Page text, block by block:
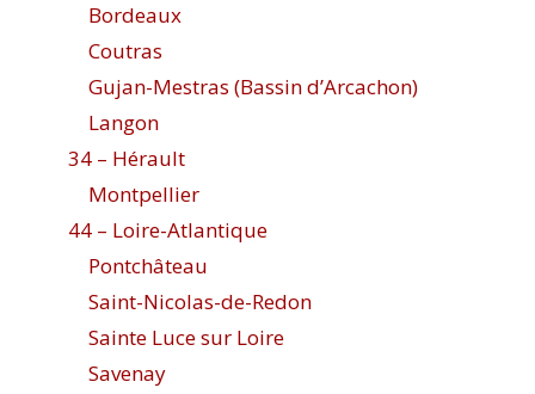
Bordeaux
Coutras
Gujan-Mestras (Bassin d’Arcachon)
Langon
34 – Hérault
Montpellier
44 – Loire-Atlantique
Pontchâteau
Saint-Nicolas-de-Redon
Sainte Luce sur Loire
Savenay